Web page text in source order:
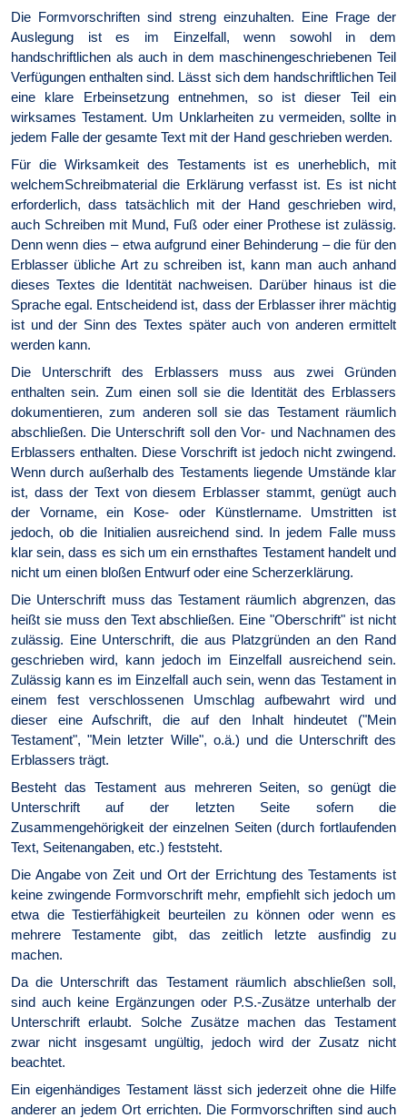
Die Formvorschriften sind streng einzuhalten. Eine Frage der
Auslegung ist es im Einzelfall, wenn sowohl in dem
handschriftlichen als auch in dem maschinengeschriebenen Teil
Verfügungen enthalten sind. Lässt sich dem handschriftlichen Teil
eine klare Erbeinsetzung entnehmen, so ist dieser Teil ein
wirksames Testament. Um Unklarheiten zu vermeiden, sollte in
jedem Falle der gesamte Text mit der Hand geschrieben werden.
Für die Wirksamkeit des Testaments ist es unerheblich, mit
welchemSchreibmaterial die Erklärung verfasst ist. Es ist nicht
erforderlich, dass tatsächlich mit der Hand geschrieben wird,
auch Schreiben mit Mund, Fuß oder einer Prothese ist zulässig.
Denn wenn dies – etwa aufgrund einer Behinderung – die für den
Erblasser übliche Art zu schreiben ist, kann man auch anhand
dieses Textes die Identität nachweisen. Darüber hinaus ist die
Sprache egal. Entscheidend ist, dass der Erblasser ihrer mächtig
ist und der Sinn des Textes später auch von anderen ermittelt
werden kann.
Die Unterschrift des Erblassers muss aus zwei Gründen
enthalten sein. Zum einen soll sie die Identität des Erblassers
dokumentieren, zum anderen soll sie das Testament räumlich
abschließen. Die Unterschrift soll den Vor- und Nachnamen des
Erblassers enthalten. Diese Vorschrift ist jedoch nicht zwingend.
Wenn durch außerhalb des Testaments liegende Umstände klar
ist, dass der Text von diesem Erblasser stammt, genügt auch
der Vorname, ein Kose- oder Künstlername. Umstritten ist
jedoch, ob die Initialien ausreichend sind. In jedem Falle muss
klar sein, dass es sich um ein ernsthaftes Testament handelt und
nicht um einen bloßen Entwurf oder eine Scherzerklärung.
Die Unterschrift muss das Testament räumlich abgrenzen, das
heißt sie muss den Text abschließen. Eine "Oberschrift" ist nicht
zulässig. Eine Unterschrift, die aus Platzgründen an den Rand
geschrieben wird, kann jedoch im Einzelfall ausreichend sein.
Zulässig kann es im Einzelfall auch sein, wenn das Testament in
einem fest verschlossenen Umschlag aufbewahrt wird und
dieser eine Aufschrift, die auf den Inhalt hindeutet ("Mein
Testament", "Mein letzter Wille", o.ä.) und die Unterschrift des
Erblassers trägt.
Besteht das Testament aus mehreren Seiten, so genügt die
Unterschrift auf der letzten Seite sofern die
Zusammengehörigkeit der einzelnen Seiten (durch fortlaufenden
Text, Seitenangaben, etc.) feststeht.
Die Angabe von Zeit und Ort der Errichtung des Testaments ist
keine zwingende Formvorschrift mehr, empfiehlt sich jedoch um
etwa die Testierfähigkeit beurteilen zu können oder wenn es
mehrere Testamente gibt, das zeitlich letzte ausfindig zu
machen.
Da die Unterschrift das Testament räumlich abschließen soll,
sind auch keine Ergänzungen oder P.S.-Zusätze unterhalb der
Unterschrift erlaubt. Solche Zusätze machen das Testament
zwar nicht insgesamt ungültig, jedoch wird der Zusatz nicht
beachtet.
Ein eigenhändiges Testament lässt sich jederzeit ohne die Hilfe
anderer an jedem Ort errichten. Die Formvorschriften sind auch